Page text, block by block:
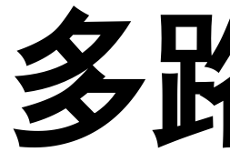
多